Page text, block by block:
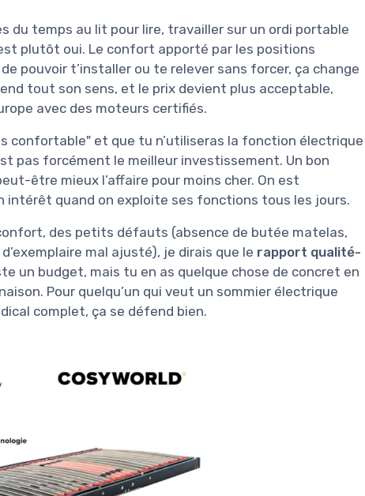
du temps au lit pour lire, travailler sur un ordi portable
plutôt oui. Le confort apporté par les positions
pouvoir t’installer ou te relever sans forcer, ça change
tout son sens, et le prix devient plus acceptable,
avec des moteurs certifiés.
confortable" et que tu n’utiliseras la fonction électrique
pas forcément le meilleur investissement. Un bon
être mieux l’affaire pour moins cher. On est
intérêt quand on exploite ses fonctions tous les jours.
des petits défauts (absence de butée matelas,
mal ajusté), je dirais que le rapport qualité-
un budget, mais tu en as quelque chose de concret en
Pour quelqu’un qui veut un sommier électrique
complet, ça se défend bien.